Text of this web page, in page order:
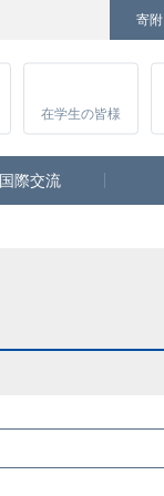
寄附
Instagram
在学生の皆様
国際交流